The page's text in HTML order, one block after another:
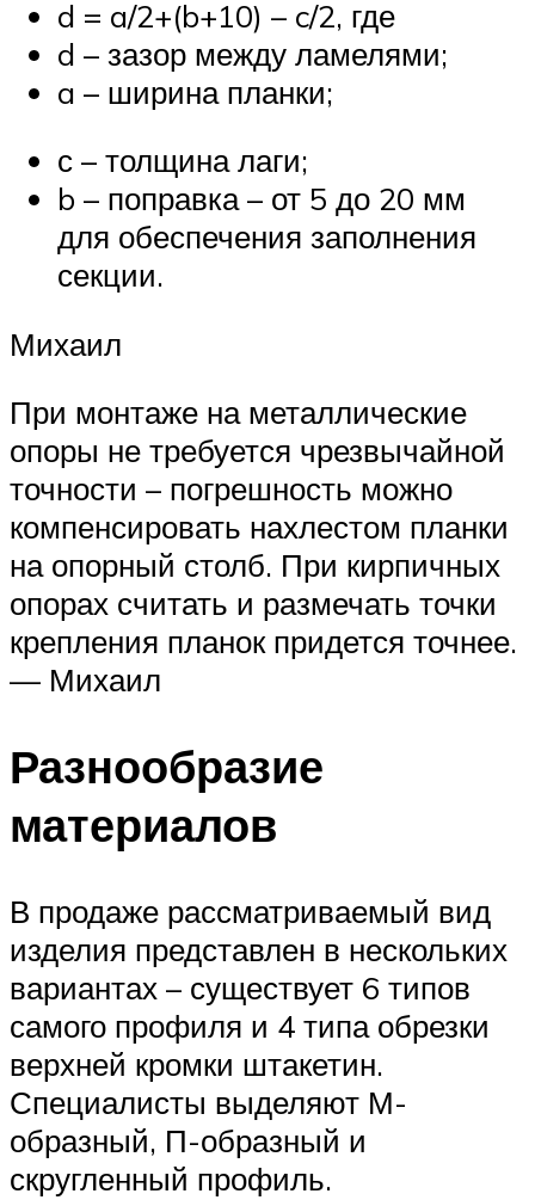
d = a/2+(b+10) – c/2, где
d – зазор между ламелями;
a – ширина планки;
с – толщина лаги;
b – поправка – от 5 до 20 мм
для обеспечения заполнения
секции.
Михаил
При монтаже на металлические
опоры не требуется чрезвычайной
точности – погрешность можно
компенсировать нахлестом планки
на опорный столб. При кирпичных
опорах считать и размечать точки
крепления планок придется точнее.
— Михаил
Разнообразие
материалов
В продаже рассматриваемый вид
изделия представлен в нескольких
вариантах – существует 6 типов
самого профиля и 4 типа обрезки
верхней кромки штакетин.
Специалисты выделяют М-
образный, П-образный и
скругленный профиль.